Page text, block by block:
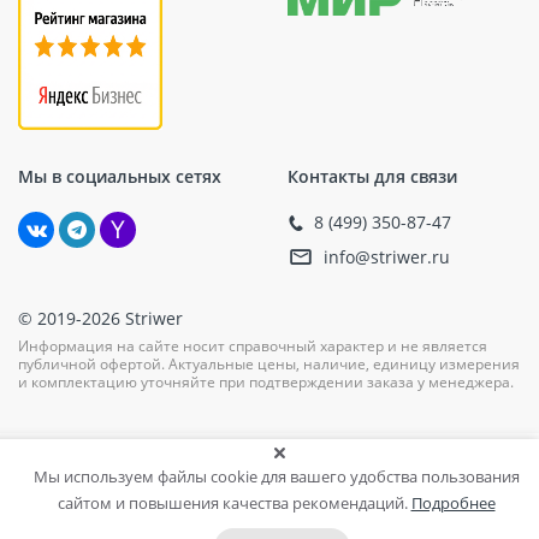
Мы в социальных сетях Контакты для связи
8 (499) 350-87-47
info@striwer.ru
© 2019-2026 Striwer
Информация на сайте носит справочный характер и не является
публичной офертой. Актуальные цены, наличие, единицу измерения
и комплектацию уточняйте при подтверждении заказа у менеджера.
Мы используем файлы cookie для вашего удобства пользования
сайтом и повышения качества рекомендаций. Подробнее